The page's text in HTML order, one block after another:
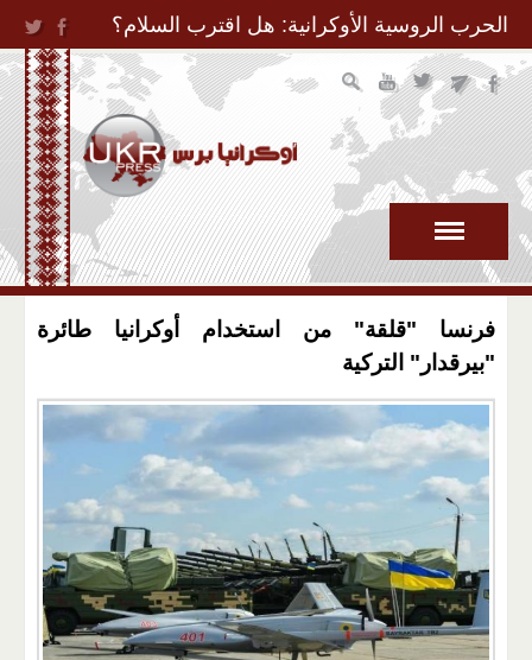
Jump to Navigation
الحرب الروسية الأوكرانية: هل اقترب السلام؟
فرنسا "قلقة" من استخدام أوكرانيا طائرة
"بيرقدار" التركية